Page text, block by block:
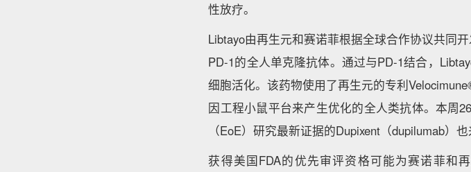
性放疗。
Libtayo由再生元和赛诺菲根据全球合作协议共同
PD-1的全人单克隆抗体。通过与PD-1结合，
细胞活化。该药物使用了再生元的专利
因工程小鼠平台来产生优化的全人类抗体。本周
（EoE）研究最新证据的Dupixent（dupilumab）
获得美国FDA的优先审评资格可能为赛诺菲和